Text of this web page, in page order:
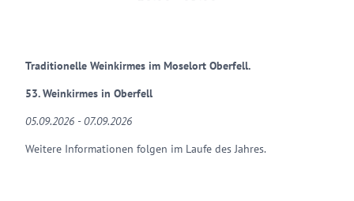
Traditionelle Weinkirmes im Moselort Oberfell.
53. Weinkirmes in Oberfell
05.09.2026 - 07.09.2026
Weitere Informationen folgen im Laufe des Jahres.